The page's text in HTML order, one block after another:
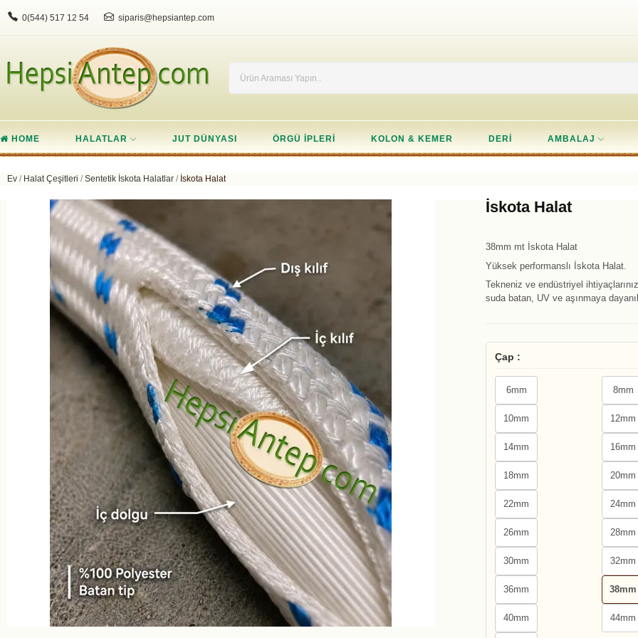
0(544) 517 12 54 siparis@hepsiantep.com
HOME HALATLAR JUT DÜNYASI ÖRGÜ IPLERI KOLON & KEMER DERI AMBALAJ
Ev Halat Çeşitleri Sentetik İskota Halatlar İskota Halat
İskota Halat
38mm mt İskota Halat
Yüksek performanslı İskota Halat.
Tekneniz ve endüstriyel
suda batan, UV ve aşınmaya
Çap :
6mm 8mm
10mm 12mm
14mm 16mm
18mm 20mm
22mm 24mm
26mm 28mm
30mm 32mm
36mm 38mm
40mm 44mm